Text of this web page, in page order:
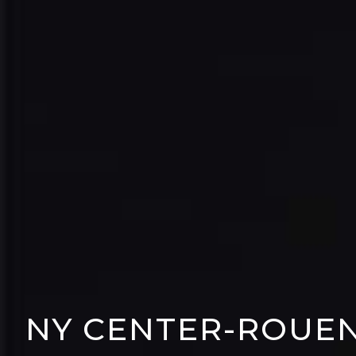
NY CENTER-